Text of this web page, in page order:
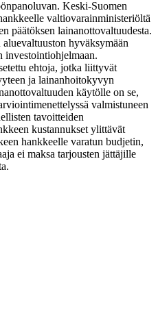
Keski-Suomen
valtiovarainministeriöltä
päätöksen lainanottovaltuudesta.
hyväksymään
investointiohjelmaan.
ehtoja, jotka liittyvät
ja lainanhoitokyvyn
käytölle on se,
valmistuneen
tavoitteiden
kustannukset ylittävät
hankkeelle varatun budjetin,
ei maksa tarjousten jättäjille